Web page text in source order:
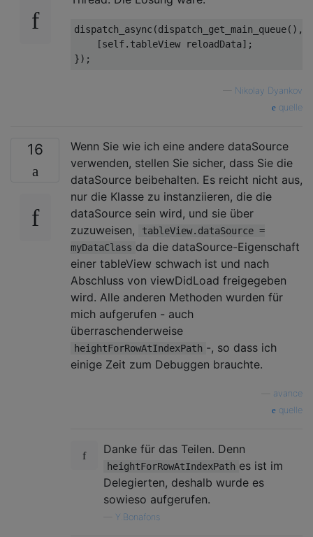
dispatch_async (dispatch_get_main_queue(),
[self.tableView reloadData] ;
Nikolay Dyankov
quelle
16
Wenn Sie wie ich eine andere dataSource
verwenden, stellen Sie sicher, dass Sie die
dataSource beibehalten. Es reicht nicht aus,
nur die Klasse zu instanziieren, die die
dataSource sein wird, und sie über
zuzuweisen,
tableView.dataSource =
myDataClass da die dataSource-Eigenschaft
einer tableView schwach ist und nach
Abschluss von viewDidLoad freigegeben
wird. Alle anderen Methoden wurden für
mich aufgerufen - auch
überraschenderweise
heightForRowAtIndexPath -, so dass ich
einige Zeit zum Debuggen brauchte.
avance
quelle
Danke für das Teilen. Denn
heightForRowAtIndexPath es ist im
Delegierten, deshalb wurde es
sowieso aufgerufen.
Y.Bonafons